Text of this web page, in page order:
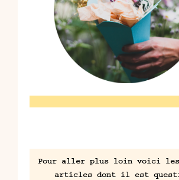
Pour aller plus loin voici
articles dont il est